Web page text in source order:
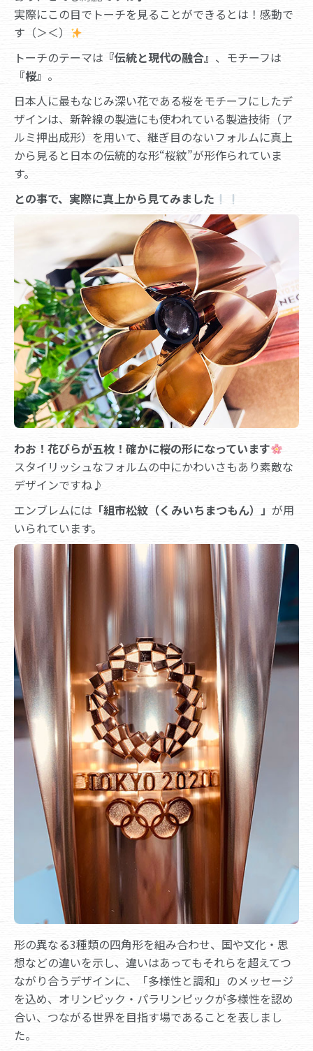
実際にこの目でトーチを見ることができるとは！感動で
す（＞＜）
トーチのテーマは 『伝統と現代の融合』 、モチーフは
『桜』 。
日本人に最もなじみ深い花である桜をモチーフにしたデ
ザインは、新幹線の製造にも使われている製造技術（ア
ルミ押出成形）を用いて、継ぎ目のないフォルムに真上
から見ると日本の伝統的な形“桜紋”が形作られていま
す。
との事で、実際に真上から見てみました
わお！花びらが五枚！確かに桜の形になっています
スタイリッシュなフォルムの中にかわいさもあり素敵な
デザインですね♪
エンブレムには 「組市松紋（くみいちまつもん）」 が用
いられています。
形の異なる3種類の四角形を組み合わせ、国や文化・思
想などの違いを示し、違いはあってもそれらを超えてつ
ながり合うデザインに、「多様性と調和」のメッセージ
を込め、オリンピック・パラリンピックが多様性を認め
合い、つながる世界を目指す場であることを表しまし
た。